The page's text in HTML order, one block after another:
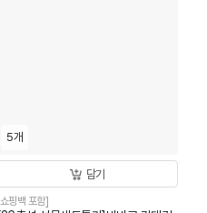
5개
담기
핑백 포함]